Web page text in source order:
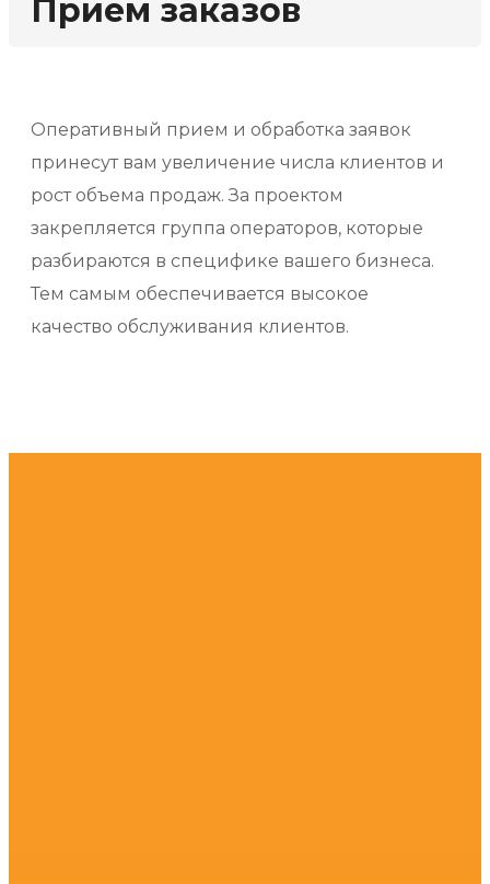
Прием заказов
Оперативный прием и обработка заявок
принесут вам увеличение числа клиентов и
рост объема продаж. За проектом
закрепляется группа операторов, которые
разбираются в специфике вашего бизнеса.
Тем самым обеспечивается высокое
качество обслуживания клиентов.